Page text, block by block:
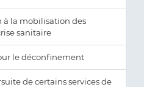
la mobilisation des
sanitaire
le déconfinement
de certains services de